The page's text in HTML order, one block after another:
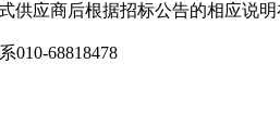
供应商后根据招标公告的相应说
010-68818478